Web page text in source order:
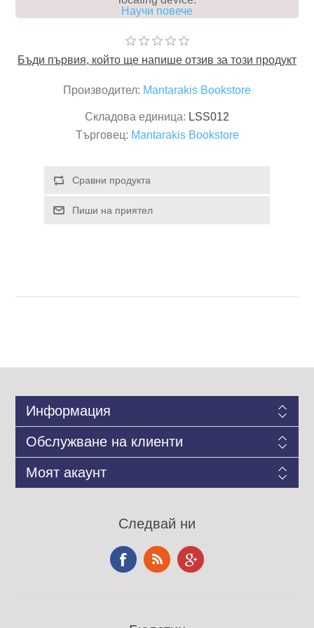
Бъди първия, който ще напише отзив за този продукт
Производител: Mantarakis Bookstore
Складова единица: LSS012
Търговец: Mantarakis Bookstore
Информация
Обслужване на клиенти
Моят акаунт
Следвай ни
Научи повече